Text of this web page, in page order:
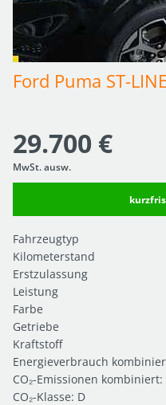
Ford Puma ST-
29.700 €
MwSt. ausw.
Fahrzeugtyp
Kilometerstand
Erstzulassung
Leistung
Farbe
Getriebe
Kraftstoff
Energieverbrauch
CO₂-Emissionen
CO₂-Klasse: D